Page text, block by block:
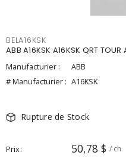
BELA16KSK
ABB A16KSK A16KSK QRT TOUR
Manufacturier :
ABB
# Manufacturier : A16KSK
Rupture de Stock
Prix 50,78 $ / ch